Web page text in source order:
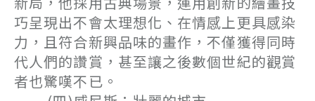
巧呈現出不會太理想化、在情感上更具感染
力，且符合新興品味的畫作，不僅獲得同時
代人們的讚賞，甚至讓之後數個世紀的觀賞
者也驚嘆不已。